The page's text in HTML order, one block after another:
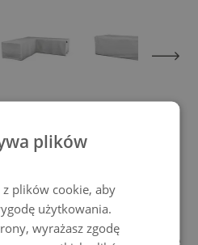
Amado
Max
ochronny chronisz
przed złą pogodą, ale
plików
plików cookie, aby
użytkowania.
wyrażasz zgodę